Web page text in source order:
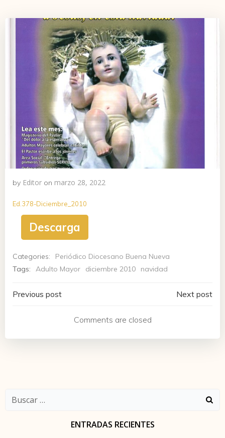
by Editor on marzo 28, 2022
Ed.378-Diciembre_2010
Descarga
Categories:
Periódico Diocesano Buena Nueva
Tags:
Adulto Mayor diciembre 2010 navidad
Navegación
entradas
Previous post
Navegación
de
entradas
Next post
Comments are closed
Buscar:
ENTRADAS RECIENTES